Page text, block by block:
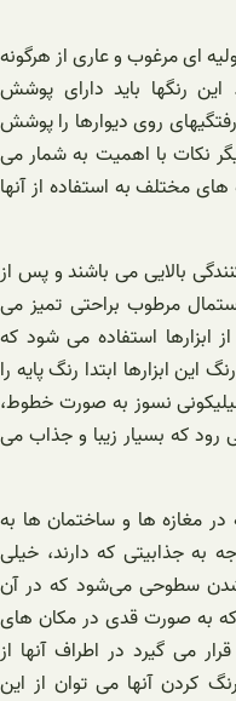
ای مرغوب و عاری از هرگونه
رنگها باید دارای پوشش
روی دیوارها را پوشش
نکات با اهمیت به شمار می
مختلف به استفاده از آنها
بالایی می باشند و پس از
مرطوب براحتی تمیز می
ابزارها استفاده می شود که
ابزارها ابتدا رنگ پایه را
نسوز به صورت خطوط،
رود که بسیار زیبا و جذاب می
مغازه ها و ساختمان ها به
به جذابیتی که دارند، خیلی
سطوحی می‌شود که در آن
که به صورت قدی در مکان های
می گیرد در اطراف آنها از
کردن آنها می توان از این